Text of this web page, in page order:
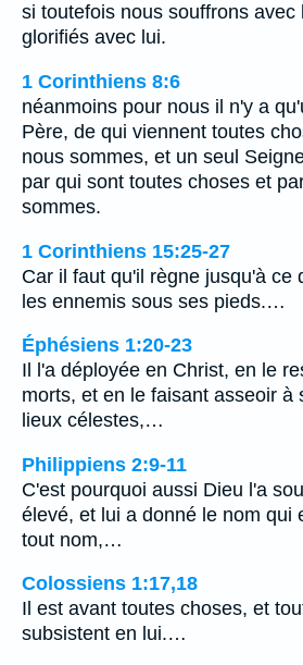
si toutefois nous souffrons avec
glorifiés avec lui.
1 Corinthiens 8:6
néanmoins pour nous il n'y a
Père, de qui viennent toutes
nous sommes, et un seul
par qui sont toutes choses et
sommes.
1 Corinthiens 15:25-27
Car il faut qu'il règne jusqu'à ce
les ennemis sous ses pieds.…
Éphésiens 1:20-23
Il l'a déployée en Christ, en le
morts, et en le faisant asseoir à
lieux célestes,…
Philippiens 2:9-11
C'est pourquoi aussi Dieu l'a
élevé, et lui a donné le nom qui
tout nom,…
Colossiens 1:17,18
Il est avant toutes choses, et
subsistent en lui.…